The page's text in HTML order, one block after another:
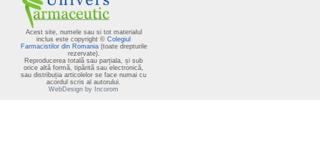
Acest site, numele sau si tot materialul
inclus este copyright © Colegiul
Farmacistilor din Romania (toate drepturile
rezervate).
Reproducerea totală sau parțiala, și sub
orice altă formă, tipărită sau electronică,
sau distribuția articolelor se face numai cu
acordul scris al autorului.
WebDesign by Incorom